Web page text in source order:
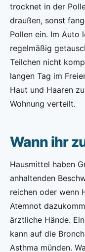
trocknet in der
draußen, sonst
Pollen ein. Im Auto
regelmäßig
Teilchen nicht
langen Tag im
Haut und Haaren
Wohnung verteilt.
Wann ihr
Hausmittel haben
anhaltenden
reichen oder wenn
Atemnot
ärztliche Hände.
kann auf die
Asthma münden.